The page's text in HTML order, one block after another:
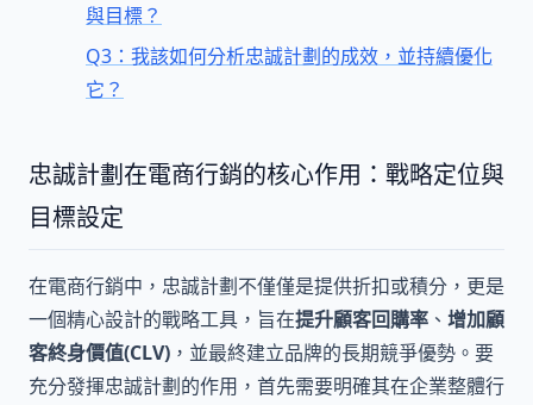
與目標？
Q3：我該如何分析忠誠計劃的成效，並持續優化
它？
忠誠計劃在電商行銷的核心作用：戰略定位與
目標設定
在電商行銷中，忠誠計劃不僅僅是提供折扣或積分，更是
一個精心設計的戰略工具，旨在提升顧客回購率 、 增加顧
客終身價值(CLV) ，並最終建立品牌的長期競爭優勢。要
充分發揮忠誠計劃的作用，首先需要明確其在企業整體行